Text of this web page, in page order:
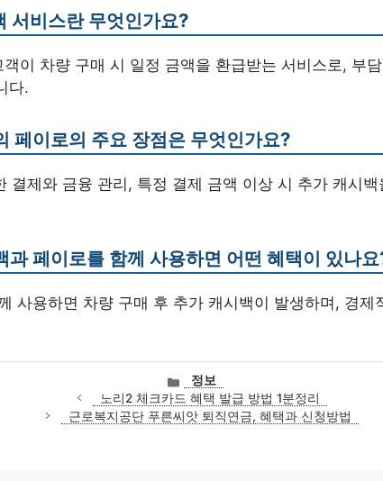
서비스란 무엇인가요?
객이 차량 구매 시 일정 금액을 환급받는 서비스로, 부
다.
페이로의 주요 장점은 무엇인가요?
결제와 금융 관리, 특정 결제 금액 이상 시 추가 캐시
과 페이로를 함께 사용하면 어떤 혜택이 있나
사용하면 차량 구매 후 추가 캐시백이 발생하며, 경제
카
테
고
정보
노리2 체크카드 혜택 발급 방법 1분정리
근로복지공단 푸른씨앗 퇴직연금, 혜택과 신청방법